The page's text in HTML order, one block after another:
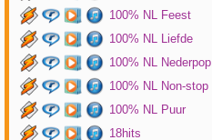
100% NL Feest
100% NL Liefde
100% NL Nederpop
100% NL Non-stop
100% NL Puur
18hits